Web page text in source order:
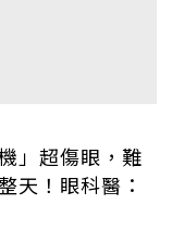
」超傷眼，難
天！眼科醫：